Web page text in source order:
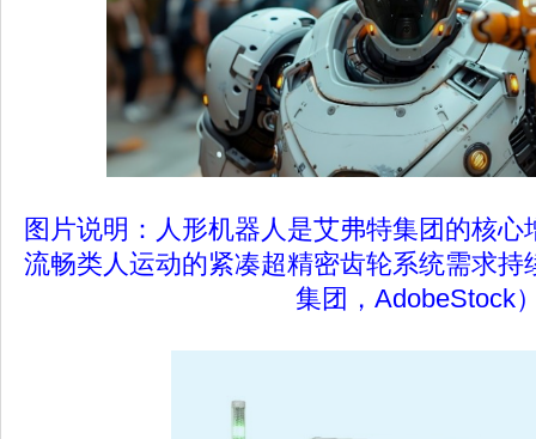
图片说明：人形机器人是艾弗特集团的核
流畅类人运动的紧凑超精密齿轮系统需求
集团，AdobeStock